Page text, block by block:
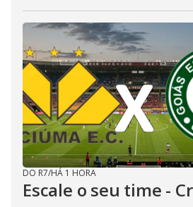
DO R7/HÁ 1 HORA
Escale o seu time -